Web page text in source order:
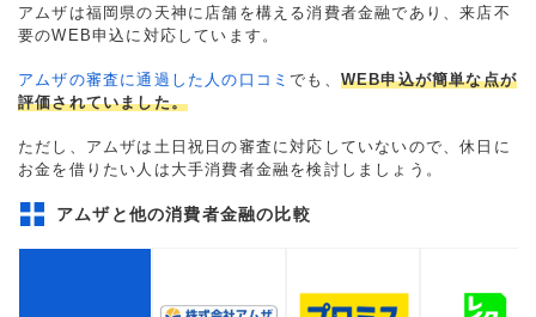
アムザは福岡県の天神に店舗を構える消費者金融であり、来店不
要のWEB申込に対応しています。
アムザの審査に通過した人の口コミでも、 WEB申込が簡単な点が
評価されていました。
ただし、アムザは土日祝日の審査に対応していないので、休日に
お金を借りたい人は大手消費者金融を検討しましょう。
アムザと他の消費者金融の比較